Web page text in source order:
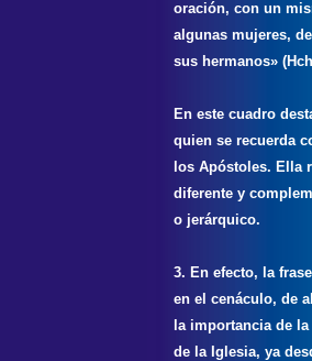
oración, con un
algunas mujeres,
sus hermanos»
En este cuadro
quien se recuerda
los Apóstoles. Ella
diferente y
o jerárquico.
3. En efecto, la
en el cenáculo, de
la importancia de
de la Iglesia, ya